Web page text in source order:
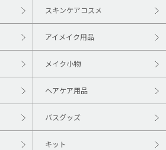
スキンケアコスメ
アイメイク用品
メイク小物
ヘアケア用品
バスグッズ
キット